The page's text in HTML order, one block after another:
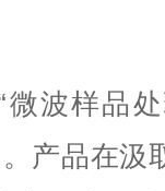
波样品
产品在